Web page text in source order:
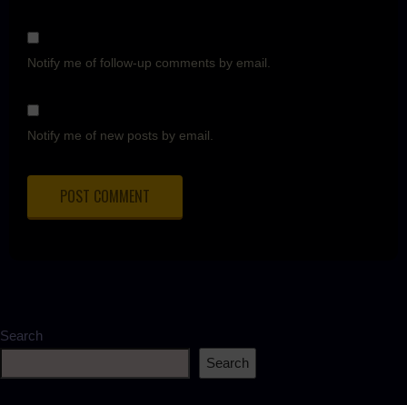
Notify me of follow-up comments by email.
Notify me of new posts by email.
Search
Search